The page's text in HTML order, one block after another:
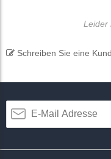
Leider
Schreiben Sie eine